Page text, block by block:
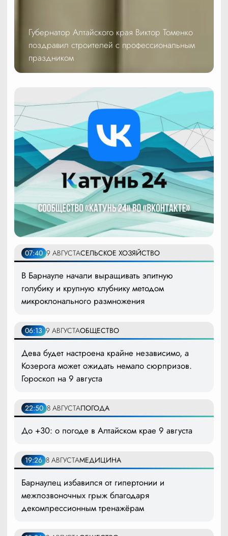
Губернатор Алтайского края Виктор Томенко
поздравил строителей с профессиональным
праздником
07:40 9 АВГУСТАСЕЛЬСКОЕ ХОЗЯЙСТВО
В Барнауле начали выращивать элитную
голубику и крупную клубнику методом
микроклонального размножения
06:13 9 АВГУСТАОБЩЕСТВО
Дева будет настроена крайне независимо, а
Козерога может ожидать немало сюрпризов.
Гороскоп на 9 августа
22:50 8 АВГУСТАПОГОДА
До +30: о погоде в Алтайском крае 9 августа
19:26 8 АВГУСТАМЕДИЦИНА
Барнаулец избавился от гипертонии и
межпозвоночных грыж благодаря
декомпрессионным тренажёрам